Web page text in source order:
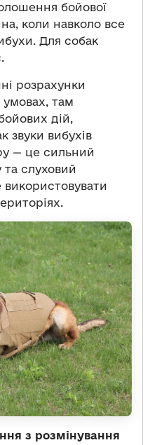
бойової
коли навколо все
Для собак
розрахунки
там
дій,
звуки вибухів
— це сильний
слуховий
з розмінування